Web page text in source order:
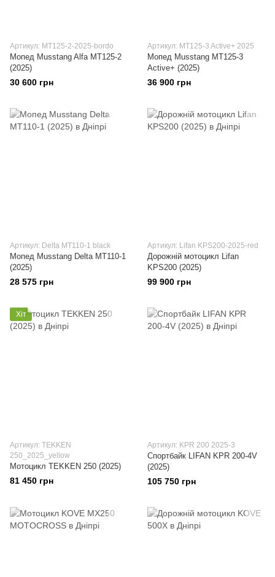
Артикул: MT125-2-2025-bordo
Мопед Musstang Alfa MT125-2
(2025)
30 600 грн
Артикул: MT125-3 Active+ 2025
Мопед Musstang MT125-3
Active+ (2025)
36 900 грн
Артикул: Delta MT110-1 black
Мопед Musstang Delta MT110-1
(2025)
28 575 грн
Артикул: Lifan KPS200-2025-red
Дорожній мотоцикл Lifan
KPS200 (2025)
99 900 грн
Хіт
Артикул: TEKKEN
250_2025_yellow
Мотоцикл TEKKEN 250 (2025)
81 450 грн
Артикул: KPR 200 2025-3
Спортбайк LIFAN KPR 200-4V
(2025)
105 750 грн